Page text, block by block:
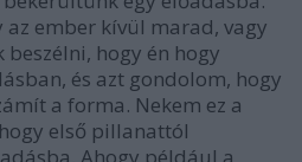
az ember kívül marad, vagy
hogy én hogy
és azt gondolom, hogy
a forma. Nekem ez a
első pillanattól